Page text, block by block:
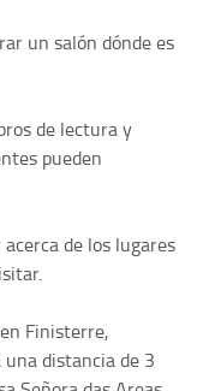
un salón dónde es
de lectura y
pueden
de los lugares
Finisterre,
distancia de 3